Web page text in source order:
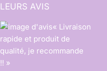
LEURS AVIS
« Livraison
rapide et produit de
qualité, je recommande
!! »